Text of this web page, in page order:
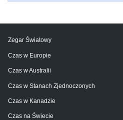
Zegar Światowy
Czas w Europie
Czas w Australii
Czas w Stanach Zjednoczonych
Czas w Kanadzie
Czas na Świecie